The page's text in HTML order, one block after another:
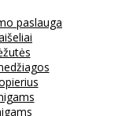
paslauga